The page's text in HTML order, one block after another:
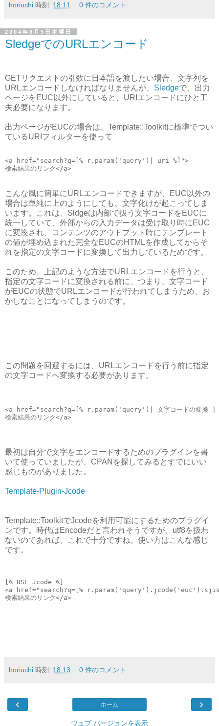
horiuchi 時刻: 18:11 0 件のコメント:
2004年8月5日木曜日
SledgeでのURLエンコード
GETリクエストの引数に日本語を渡したい場合、文字列を
URLエンコードしなければなりませんが、 Sledgeで、出力
ページをEUC以外にしていると、URIエンコードにひと工
夫必要になります。
出力ページがEUCの場合は、Template::Toolkitに標準でつい
ているURIフィルターを使って
<a href="search?q=[% r.param('query')| uri %]">
検索結果のリンク</a>
こんな風に簡単にURLエンコードできますが、EUC以外の
場合は単純に上のようにしても、文字化けが起こってしま
います。これは、Sldgeは内部で扱う文字コードをEUCに
統一していて、外部からの入力データは受け取り時にEUC
に変換され、コンテンツのアウトプット時にテンプレート
の値が埋め込まれた完全なEUCのHTMLを作成してからそ
れを指定の文字コードに変換して出力しているためです。
このため、上記のような方法でURLエンコードを行うと、
指定の文字コードに変換される前に、つまり、文字コード
がEUCの状態でURLエンコードが行われてしまうため、お
かしなことになってしまうのです。
この問題を回避するには、URLエンコードを行う前に指定
の文字コードへ変換する必要があります。
<a href="search?q=[% r.param('query')| 文字コードの変換
検索結果のリンク</a>
最初は自分で文字をエンコードするためのプラグインを書
いて使っていましたが、CPANを探してみるとすでにいい
感じものがありました。
Template-Plugin-Jcode
Template::ToolkitでJcodeを利用可能にするためのプラグイ
ンです。時代はEncodeだと言われそうですが、utf8を扱わ
ないのであれば、これで十分ですね。使い方はこんな感じ
です。
[% USE Jcode %]
<a href="search?q=[%
検索結果のリンク</a>
horiuchi 時刻: 18:13 0 件のコメント:
‹ ›
ホーム
ウェブ バージョンを表示